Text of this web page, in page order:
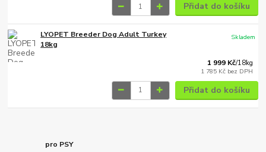
Přidat do košíku
LYOPET Breeder Dog Adult Turkey
18kg
1 999 Kč/18kg
1 785 Kč bez DPH
Skladem
Přidat do košíku
pro PSY